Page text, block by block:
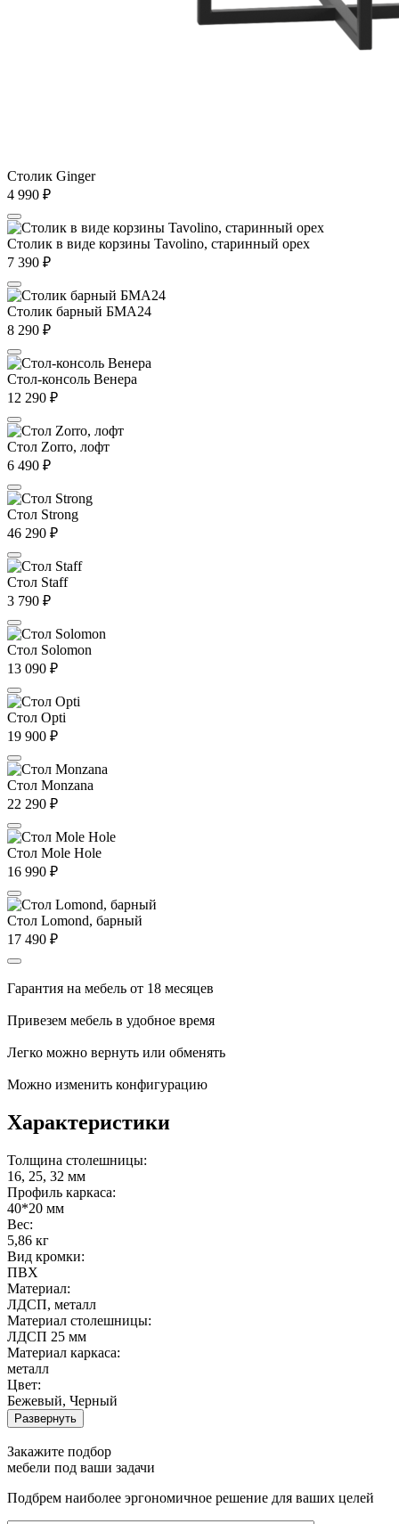
Столик Ginger
4 990 ₽
Столик в виде корзины Tavolino, старинный орех
7 390 ₽
Столик барный БМА24
8 290 ₽
Стол-консоль Венера
12 290 ₽
Стол Zorro, лофт
6 490 ₽
Стол Strong
46 290 ₽
Стол Staff
3 790 ₽
Стол Solomon
13 090 ₽
Стол Opti
19 900 ₽
Стол Monzana
22 290 ₽
Стол Mole Hole
16 990 ₽
Стол Lomond, барный
17 490 ₽
Гарантия на мебель от 18 месяцев
Привезем мебель в удобное время
Легко можно вернуть или обменять
Можно изменить конфигурацию
Характеристики
Толщина столешницы:
16, 25, 32 мм
Профиль каркаса:
40*20 мм
Вес:
5,86 кг
Вид кромки:
ПВХ
Материал:
ЛДСП, металл
Материал столешницы:
ЛДСП 25 мм
Материал каркаса:
металл
Цвет:
Бежевый, Черный
Развернуть
Закажите подбор
мебели под ваши задачи
Подбрем наиболее эргономичное решение для ваших целей